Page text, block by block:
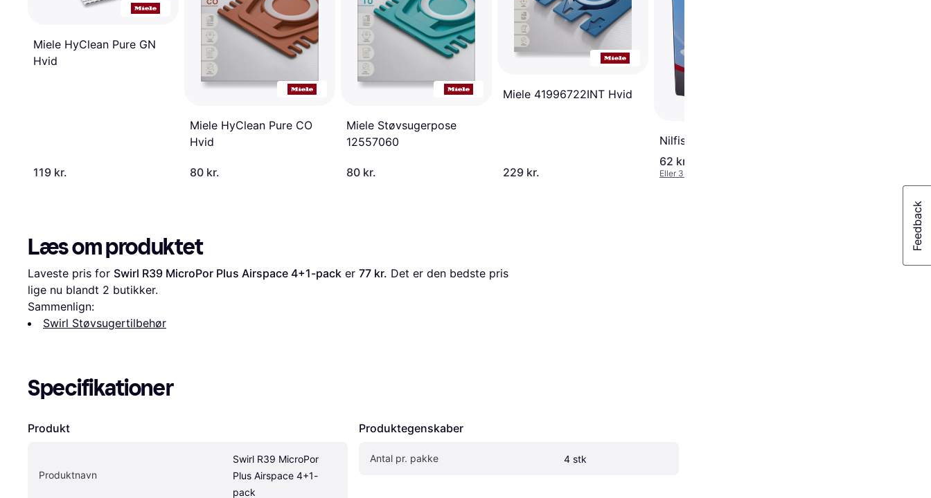
Miele HyClean Pure GN
Hvid
119 kr.
Miele HyClean Pure CO
Hvid
80 kr.
Miele Støvsugerpose
12557060
80 kr.
Miele 41996722INT Hvid
229 kr.
Nilfisk 128389187
62 kr.
Eller 3 betalinger af 21 kr.
Læs om produktet
Laveste pris for Swirl R39 MicroPor Plus Airspace 4+1-pack er 77 kr. Det er den bedste pris
lige nu blandt 2 butikker.
Sammenlign:
Swirl Støvsugertilbehør
Specifikationer
Produkt
Produktnavn
Swirl R39 MicroPor
Plus Airspace 4+1-
pack
Produktegenskaber
Antal pr. pakke 4 stk